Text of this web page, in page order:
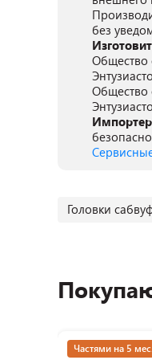
без
Общество
Общество
Головки
Частями на 5 мес.